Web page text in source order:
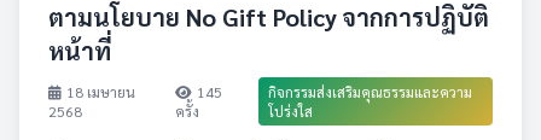
ตามนโยบาย No Gift Policy จากการปฏิบัติ
หน้าที่
18 เมษายน
2568
145
ครั้ง
กิจกรรมส่งเสริมคุณธรรมและความ
โปร่งใส